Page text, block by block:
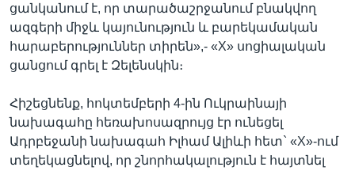
ցանկանում է, որ տարածաշրջանում բնակվող
ազգերի միջև կայունություն և բարեկամական
հարաբերություններ տիրեն»,- «X» սոցիալական
ցանցում գրել է Զելենսկին։
Հիշեցնենք, հոկտեմբերի 4-ին Ուկրաինայի
նախագահը հեռախոսազրույց էր ունեցել
Ադրբեջանի նախագահ Իլհամ Ալիևի հետ` «X»-ում
տեղեկացնելով, որ շնորհակալություն է հայտնել